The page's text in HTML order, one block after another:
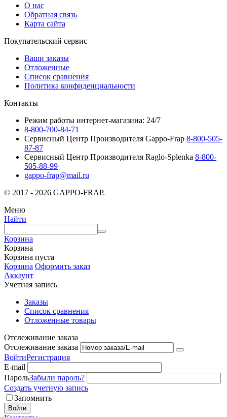
О нас
Обратная связь
Карта сайта
Покупательский сервис
Ваши заказы
Отложенные
Список сравнения
Политика конфиденциальности
Контакты
Режим работы интернет-магазина: 24/7
8-800-700-84-71
Сервисный Центр Производителя Gappo-Frap 8-800-505-
87-87
Сервисный Центр Производителя Raglo-Splenka 8-800-
505-88-99
gappo-frap@mail.ru
© 2017 - 2026 GAPPO-FRAP.
Меню
Найти
Корзина
Корзина
Корзина пуста
Корзина Оформить заказ
Аккаунт
Учетная запись
Заказы
Список сравнения
Отложенные товары
Отслеживание заказа
Отслеживание заказа
ВойтиРегистрация
E-mail
ПарольЗабыли пароль?
Создать учетную запись
Запомнить
Войти